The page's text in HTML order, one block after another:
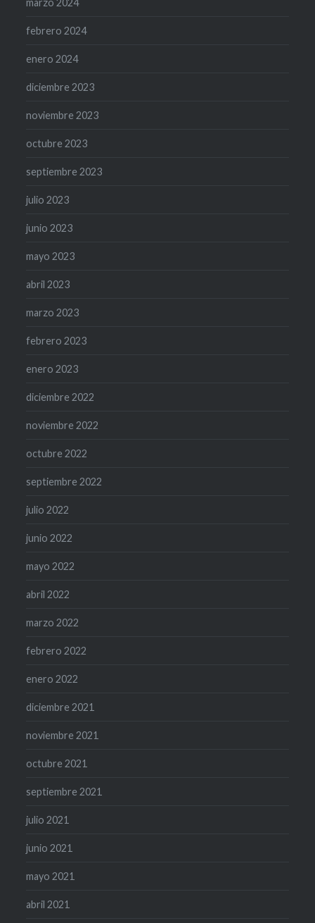
febrero 2024
enero 2024
diciembre 2023
noviembre 2023
octubre 2023
septiembre 2023
julio 2023
junio 2023
mayo 2023
abril 2023
marzo 2023
febrero 2023
enero 2023
diciembre 2022
noviembre 2022
octubre 2022
septiembre 2022
julio 2022
junio 2022
mayo 2022
abril 2022
marzo 2022
febrero 2022
enero 2022
diciembre 2021
noviembre 2021
octubre 2021
septiembre 2021
julio 2021
junio 2021
mayo 2021
abril 2021